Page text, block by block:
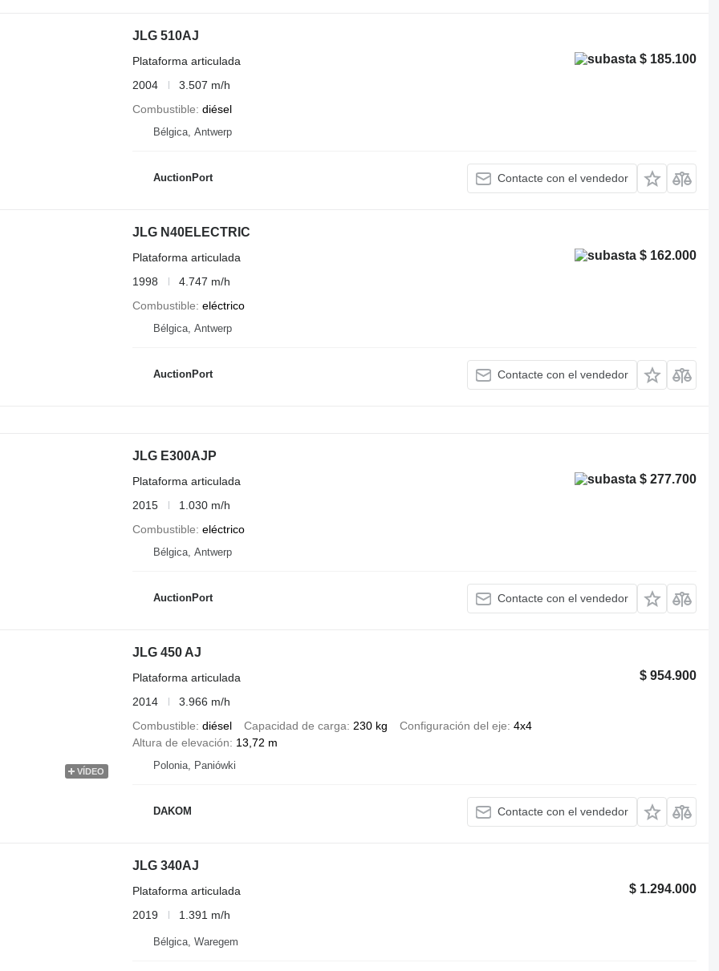
JLG 510AJ
$ 185.100
Plataforma articulada
2004
3.507 m/h
Combustible diésel
Bélgica, Antwerp
AuctionPort Contacte con el vendedor
JLG N40ELECTRIC
$ 162.000
Plataforma articulada
1998
4.747 m/h
Combustible eléctrico
Bélgica, Antwerp
AuctionPort Contacte con el vendedor
JLG E300AJP
$ 277.700
Plataforma articulada
2015
1.030 m/h
Combustible eléctrico
Bélgica, Antwerp
AuctionPort Contacte con el vendedor
VÍDEO
JLG 450 AJ
$ 954.900
Plataforma articulada
2014
3.966 m/h
Combustible diésel Capacidad de carga 230 kg Configuración del eje 4x4
Altura de elevación
13,72 m
Polonia, Paniówki
DAKOM Contacte con el vendedor
JLG 340AJ
$ 1.294.000
Plataforma articulada
2019
1.391 m/h
Bélgica, Waregem